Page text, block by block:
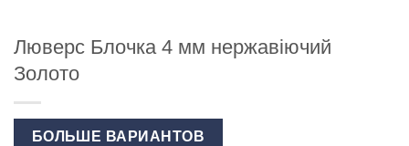
Люверс Блочка 4 мм нержавіючий
Золото
БОЛЬШЕ ВАРИАНТОВ